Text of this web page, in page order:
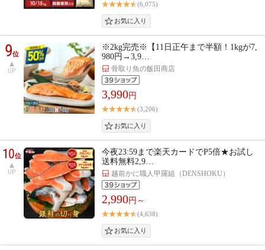
(6,075)
9位
UP
※2kg完売※【11日正午まで半額！1kgが7,
980円→3,9…
骨取り魚の飯田商店
3,990円
(3,206)
10位
UP
今夜23:59まで楽天カードでP5倍★お試し
送料無料2,9…
越前かに職人甲羅組（DENSHOKU）
2,990円～
(4,638)